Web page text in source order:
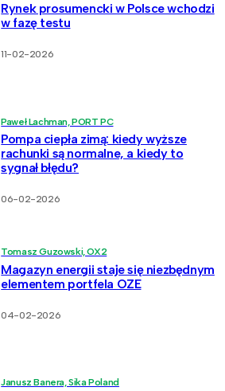
Rynek prosumencki w Polsce wchodzi
w fazę testu
11-02-2026
Paweł Lachman, PORT PC
Pompa ciepła zimą: kiedy wyższe
rachunki są normalne, a kiedy to
sygnał błędu?
06-02-2026
Tomasz Guzowski, OX2
Magazyn energii staje się niezbędnym
elementem portfela OZE
04-02-2026
Janusz Banera, Sika Poland